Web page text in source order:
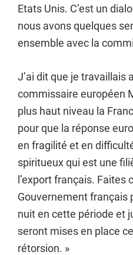
Etats Unis. C’est un
nous avons quelques
ensemble avec la
J’ai dit que je travaillais
commissaire européen
plus haut niveau la
pour que la réponse
en fragilité et en
spiritueux qui est une
l’export français. Faites
Gouvernement français
nuit en cette période et
seront mises en place
rétorsion. »